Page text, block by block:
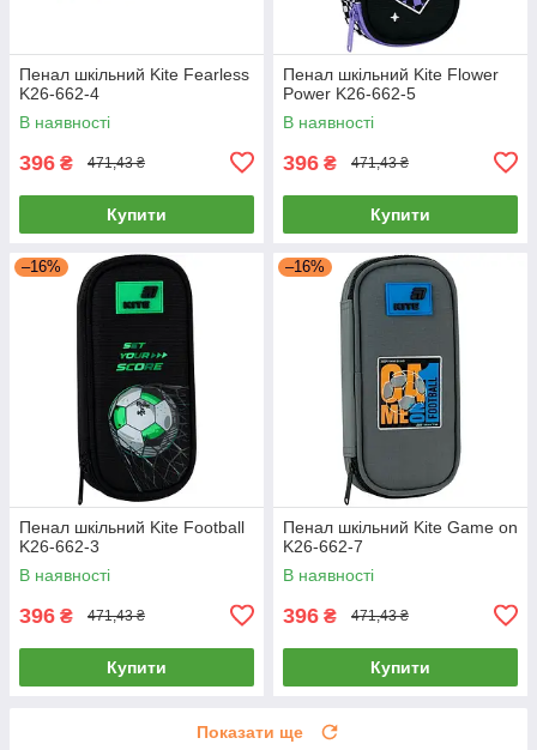
Пенал шкільний Kite Fearless
K26-662-4
В наявності
396 ₴ 471,43 ₴
Купити
Пенал шкільний Kite Flower
Power K26-662-5
В наявності
396 ₴ 471,43 ₴
Купити
–16%
Пенал шкільний Kite Football
K26-662-3
В наявності
396 ₴ 471,43 ₴
Купити
–16%
Пенал шкільний Kite Game on
K26-662-7
В наявності
396 ₴ 471,43 ₴
Купити
Показати ще